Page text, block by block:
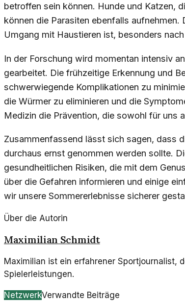
betroffen sein können. Hunde und Katzen,
können die Parasiten ebenfalls
Umgang mit Haustieren ist, besonders
In der Forschung wird momentan intensiv
gearbeitet. Die frühzeitige Erkennung und
schwerwiegende Komplikationen zu
die Würmer zu eliminieren und die
Medizin die Prävention, die sowohl für uns
Zusammenfassend lässt sich sagen, dass
durchaus ernst genommen werden sollte.
gesundheitlichen Risiken, die mit dem
über die Gefahren informieren und einige
wir unsere Sommererlebnisse sicherer
Über die Autorin
Maximilian Schmidt
Maximilian ist ein erfahrener Sportjournalist,
Spielerleistungen.
NetzwerkVerwandte Beiträge